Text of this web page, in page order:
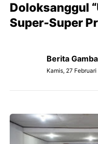
Doloksanggul
Super-Super
Berita
Kamis, 27